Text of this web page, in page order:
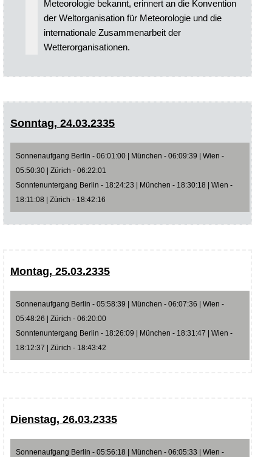
Meteorologie bekannt, erinnert an die Konvention
der Weltorganisation für Meteorologie und die
internationale Zusammenarbeit der
Wetterorganisationen.
Sonntag, 24.03.2335
Sonnenaufgang Berlin - 06:01:00 | München - 06:09:39 | Wien -
05:50:30 | Zürich - 06:22:01
Sonntenuntergang Berlin - 18:24:23 | München - 18:30:18 | Wien -
18:11:08 | Zürich - 18:42:16
Montag, 25.03.2335
Sonnenaufgang Berlin - 05:58:39 | München - 06:07:36 | Wien -
05:48:26 | Zürich - 06:20:00
Sonntenuntergang Berlin - 18:26:09 | München - 18:31:47 | Wien -
18:12:37 | Zürich - 18:43:42
Dienstag, 26.03.2335
Sonnenaufgang Berlin - 05:56:18 | München - 06:05:33 | Wien -